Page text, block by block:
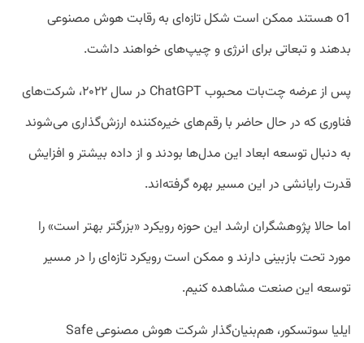
o1 هستند ممکن است شکل تازه‌ای به رقابت هوش مصنوعی
بدهند و تبعاتی برای انرژی و چیپ‌های خواهند داشت.
پس از عرضه چت‌بات محبوب ChatGPT در سال ۲۰۲۲، شرکت‌های
فناوری که در حال حاضر با رقم‌های خیره‌کننده ارزش‌گذاری می‌شوند
به دنبال توسعه ابعاد این مدل‌ها بودند و از داده بیشتر و افزایش
قدرت رایانشی در این مسیر بهره گرفته‌اند.
اما حالا پژوهشگران ارشد این حوزه رویکرد «بزرگتر بهتر است» را
مورد تحت بازبینی دارند و ممکن است رویکرد تازه‌ای را در مسیر
توسعه این صنعت مشاهده کنیم.
ایلیا سوتسکور، هم‌بنیان‌گذار شرکت هوش مصنوعی Safe